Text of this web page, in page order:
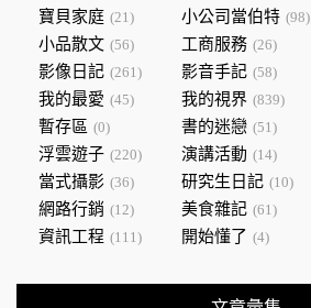
寶貝家庭 (21) 小公司當伯特 (98)
小品散文 (56) 工商服務 (26)
影像日記 (261) 影音手記 (58)
我的最愛 (45) 我的視界 (839)
暫存區 (0) 書的迷戀 (51)
浮雲遊子 (220) 演講活動 (14)
當式攝影 (36) 研究生日記 (10)
網路行銷 (12) 美食雜記 (61)
資訊工程 (111) 開始懂了 (4)